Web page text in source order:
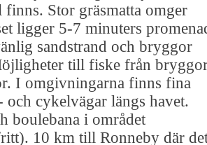
finns. Stor gräsmatta omger
ligger 5-7 minuters
sandstrand och bryggor
till fiske från
I omgivningarna finns fina
och cykelvägar längs havet.
boulebana i området
10 km till Ronneby där